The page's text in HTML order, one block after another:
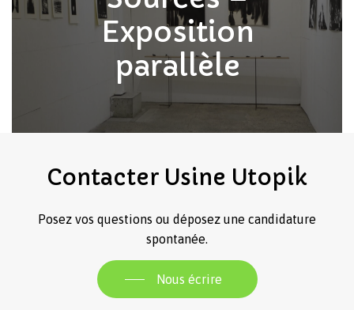
Exposition
parallèle
Contacter Usine Utopik
Posez vos questions ou déposez une candidature
spontanée.
Nous écrire